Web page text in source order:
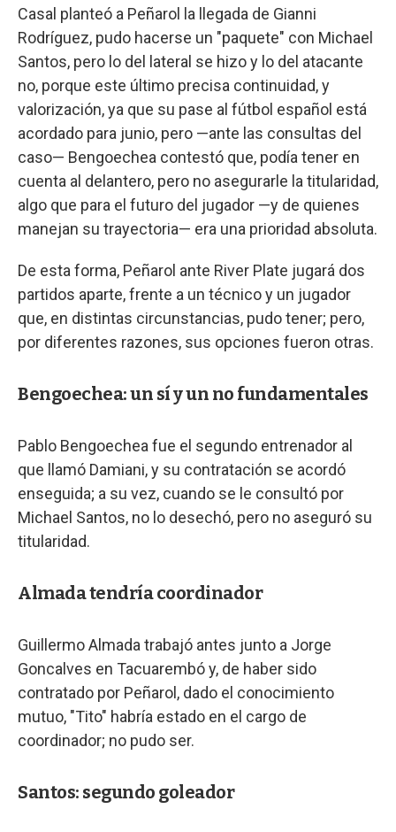
Casal planteó a Peñarol la llegada de Gianni
Rodríguez, pudo hacerse un "paquete" con Michael
Santos, pero lo del lateral se hizo y lo del atacante
no, porque este último precisa continuidad, y
valorización, ya que su pase al fútbol español está
acordado para junio, pero —ante las consultas del
caso— Bengoechea contestó que, podía tener en
cuenta al delantero, pero no asegurarle la titularidad,
algo que para el futuro del jugador —y de quienes
manejan su trayectoria— era una prioridad absoluta.
De esta forma, Peñarol ante River Plate jugará dos
partidos aparte, frente a un técnico y un jugador
que, en distintas circunstancias, pudo tener; pero,
por diferentes razones, sus opciones fueron otras.
Bengoechea: un sí y un no fundamentales
Pablo Bengoechea fue el segundo entrenador al
que llamó Damiani, y su contratación se acordó
enseguida; a su vez, cuando se le consultó por
Michael Santos, no lo desechó, pero no aseguró su
titularidad.
Almada tendría coordinador
Guillermo Almada trabajó antes junto a Jorge
Goncalves en Tacuarembó y, de haber sido
contratado por Peñarol, dado el conocimiento
mutuo, "Tito" habría estado en el cargo de
coordinador; no pudo ser.
Santos: segundo goleador